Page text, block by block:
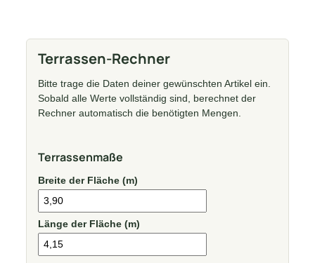
Terrassen-Rechner
Bitte trage die Daten deiner gewünschten Artikel ein.
Sobald alle Werte vollständig sind, berechnet der
Rechner automatisch die benötigten Mengen.
Terrassenmaße
Breite der Fläche (m)
Länge der Fläche (m)